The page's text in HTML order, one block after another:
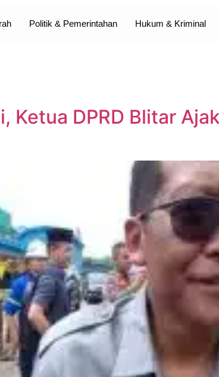
Politik & Pemerintahan Hukum & Kriminal
Ketua DPRD Blitar